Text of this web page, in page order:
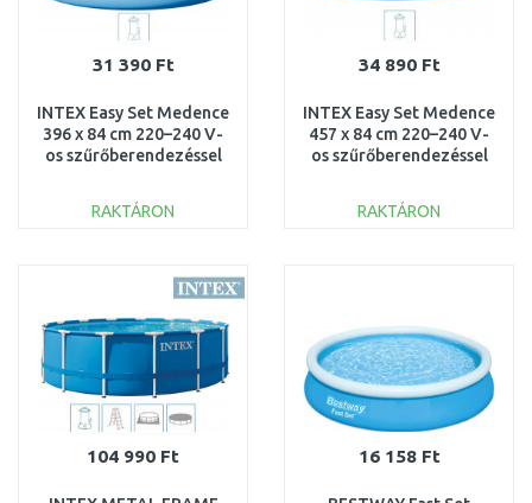
31 390 Ft
INTEX Easy Set Medence
396 x 84 cm 220–240 V-
os szűrőberendezéssel
RAKTÁRON
Összehasonlítás
34 890 Ft
INTEX Easy Set Medence
457 x 84 cm 220–240 V-
os szűrőberendezéssel
RAKTÁRON
104 990 Ft 16 158 Ft